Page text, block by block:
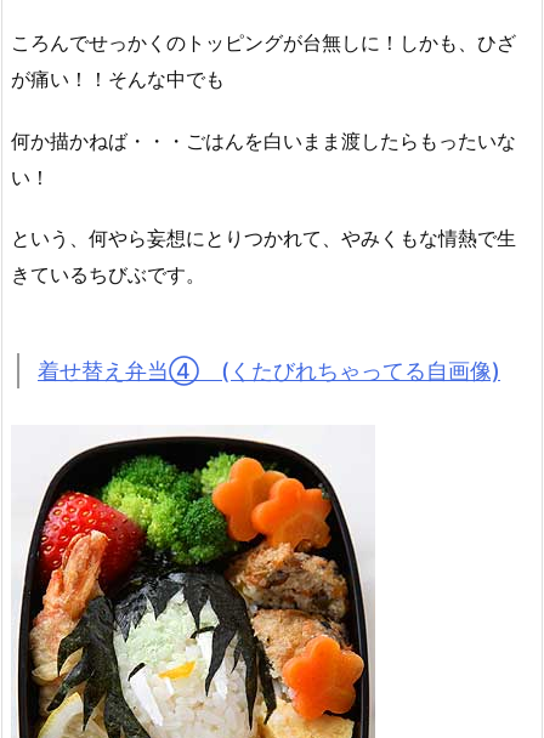
ころんでせっかくのトッピングが台無しに！しかも、ひざ
が痛い！！そんな中でも
何か描かねば・・・ごはんを白いまま渡したらもったいな
い！
という、何やら妄想にとりつかれて、やみくもな情熱で生
きているちびぶです。
着せ替え弁当④ (くたびれちゃってる自画像)